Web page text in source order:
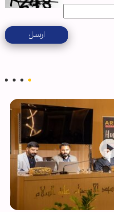
ارسل